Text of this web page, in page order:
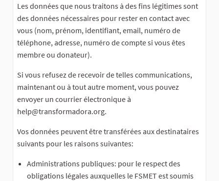
Les données que nous traitons à des fins légitimes sont
des données nécessaires pour rester en contact avec
vous (nom, prénom, identifiant, email, numéro de
téléphone, adresse, numéro de compte si vous êtes
membre ou donateur).
Si vous refusez de recevoir de telles communications,
maintenant ou à tout autre moment, vous pouvez
envoyer un courrier électronique à
help@transformadora.org.
Vos données peuvent être transférées aux destinataires
suivants pour les raisons suivantes:
Administrations publiques: pour le respect des
obligations légales auxquelles le FSMET est soumis